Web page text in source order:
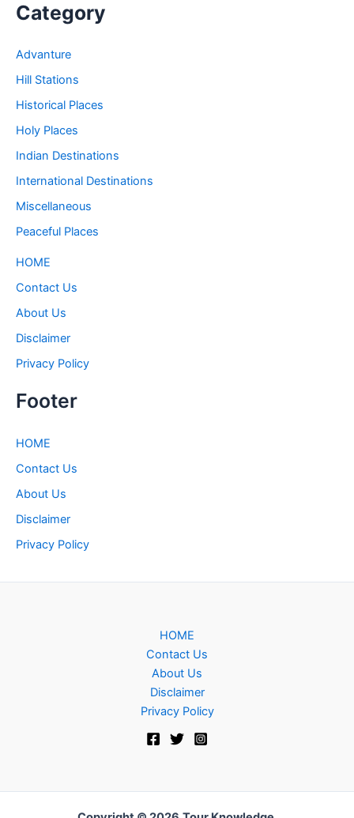
Category
Advanture
Hill Stations
Historical Places
Holy Places
Indian Destinations
International Destinations
Miscellaneous
Peaceful Places
HOME
Contact Us
About Us
Disclaimer
Privacy Policy
Footer
HOME
Contact Us
About Us
Disclaimer
Privacy Policy
HOME
Contact Us
About Us
Disclaimer
Privacy Policy